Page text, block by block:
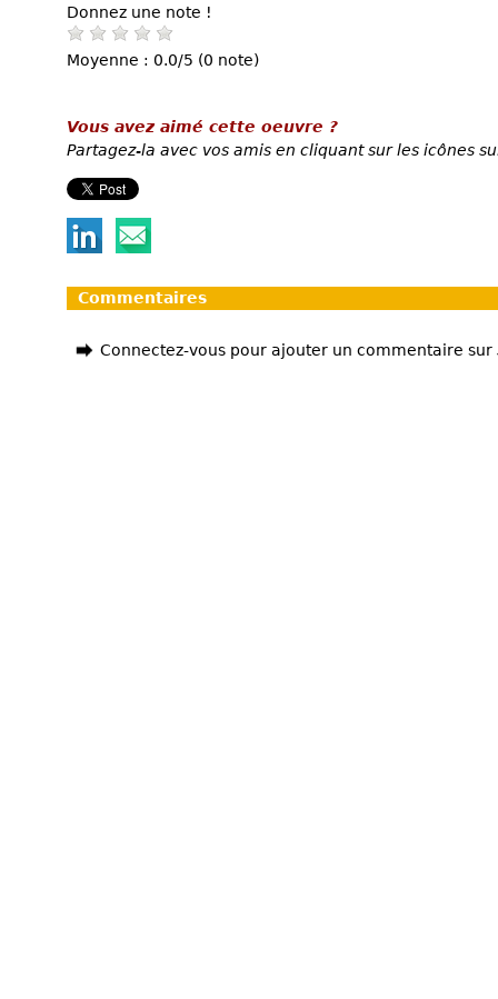
Donnez une note !
Moyenne : 0.0/5 (0 note)
Vous avez aimé cette oeuvre ?
Partagez-la avec vos amis en cliquant sur les icônes
Commentaires
Connectez-vous pour ajouter un commentaire sur